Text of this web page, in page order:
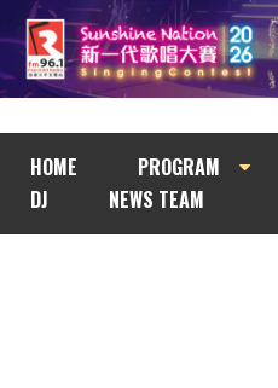
HOME PROGRAM
DJ
NEWS TEAM